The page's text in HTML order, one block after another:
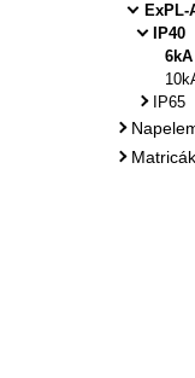
ExPL-
IP40
6kA
IP65